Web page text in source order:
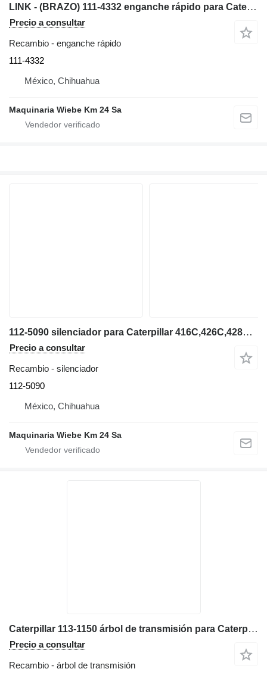
LINK - (BRAZO) 111-4332 enganche rápido para Caterpillar 428C, 420D, 430D, 416D, 424D retroexcavadora
Precio a consultar
Recambio - enganche rápido
111-4332
México, Chihuahua
Maquinaria Wiebe Km 24 Sa
112-5090 silenciador para Caterpillar 416C,426C,428C,436C,416D,424D retroexcavadora
Precio a consultar
Recambio - silenciador
112-5090
México, Chihuahua
Maquinaria Wiebe Km 24 Sa
Caterpillar 113-1150 árbol de transmisión para Caterpillar 428C, 420D, 430D, 416D, 424D retroexcavadora
Precio a consultar
Recambio - árbol de transmisión